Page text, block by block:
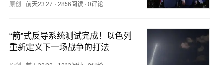
原创 前天23:27 · 2856阅读· 0评论
“箭”式反导系统测试完成！以色列
重新定义下一场战争的打法